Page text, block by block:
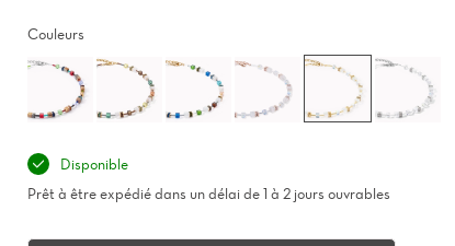
Couleurs
Disponible
Prêt à être expédié dans un délai de 1 à 2 jours ouvrables